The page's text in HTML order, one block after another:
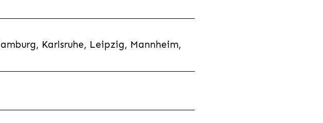
Karlsruhe, Leipzig, Mannheim,